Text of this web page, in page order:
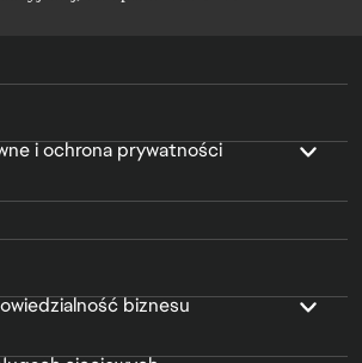
i ochrona prywatności
biznesu